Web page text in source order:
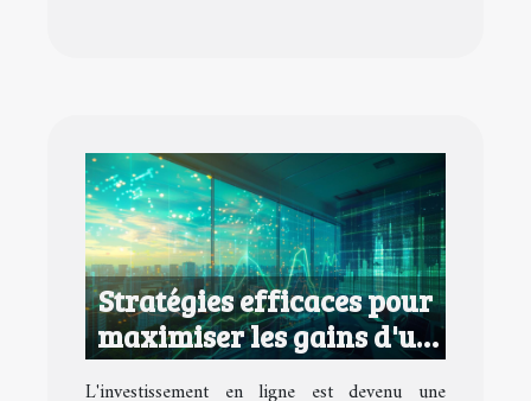
Stratégies efficaces pour
maximiser les gains d'un
investissement en ligne
L'investissement en ligne est devenu une